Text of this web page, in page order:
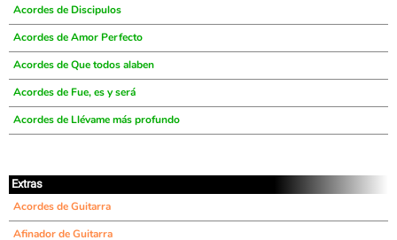
Acordes de Discipulos
Acordes de Amor Perfecto
Acordes de Que todos alaben
Acordes de Fue, es y será
Acordes de Llévame más profundo
Extras
Acordes de Guitarra
Afinador de Guitarra